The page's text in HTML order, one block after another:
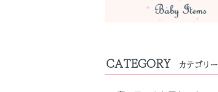
CATEGORY カテゴリー